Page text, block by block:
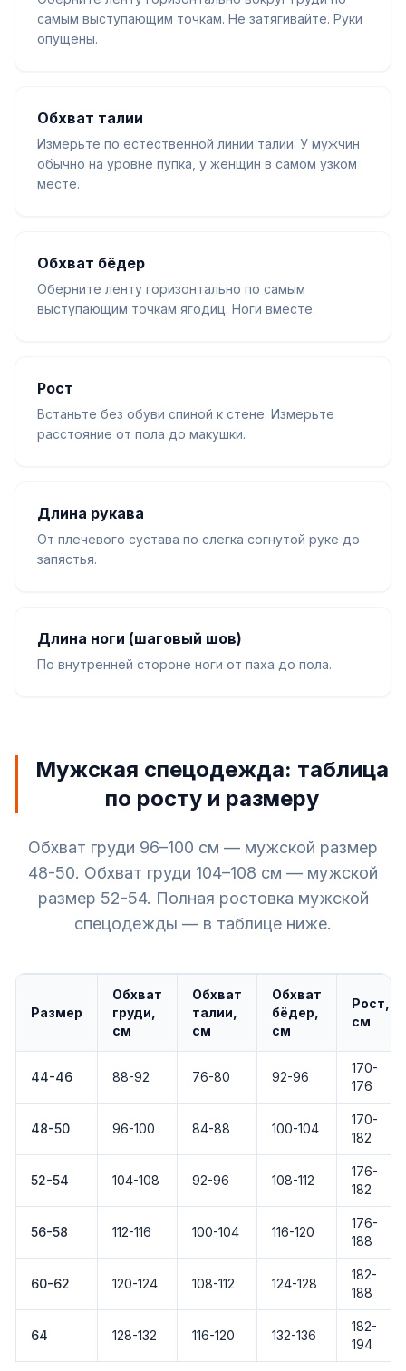
самым выступающим точкам. Не затягивайте. Руки
опущены.
Обхват талии
Измерьте по естественной линии талии. У мужчин
обычно на уровне пупка, у женщин в самом узком
месте.
Обхват бёдер
Оберните ленту горизонтально по самым
выступающим точкам ягодиц. Ноги вместе.
Рост
Встаньте без обуви спиной к стене. Измерьте
расстояние от пола до макушки.
Длина рукава
От плечевого сустава по слегка согнутой руке до
запястья.
Длина ноги (шаговый шов)
По внутренней стороне ноги от паха до пола.
Мужская спецодежда: таблица
по росту и размеру
Обхват груди 96–100 см — мужской размер
48-50. Обхват груди 104–108 см — мужской
размер 52-54. Полная ростовка мужской
спецодежды — в таблице ниже.
Размер
Обхват
груди,
см
Обхват
талии,
см
Обхват
бёдер,
см
Рост,
см
44-46 88-92 76-80 92-96
170-
176
48-50 96-100 84-88 100-104
170-
182
52-54 104-108 92-96 108-112
176-
182
56-58 112-116 100-104 116-120
176-
188
60-62 120-124 108-112 124-128
182-
188
64 128-132 116-120 132-136
182-
194